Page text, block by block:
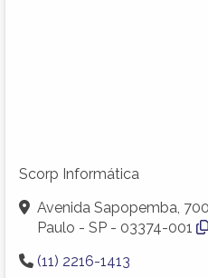
Scorp Informática
Avenida Sapopemba,
Paulo - SP - 03374-001
(11) 2216-1413